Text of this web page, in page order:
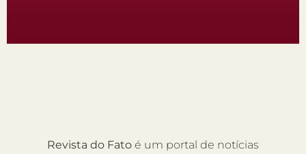
Revista do Fato é um portal de notícias